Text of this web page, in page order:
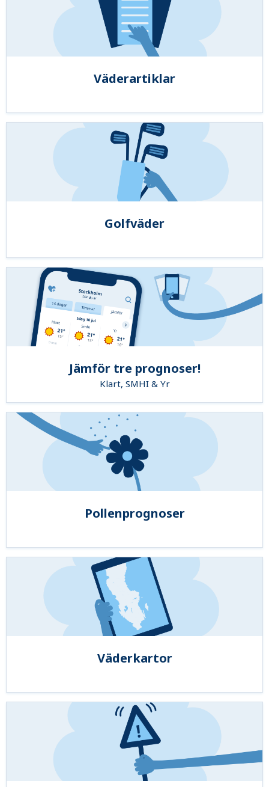
Väderartiklar
Golfväder
Jämför tre prognoser!
Klart, SMHI & Yr
Pollenprognoser
Väderkartor